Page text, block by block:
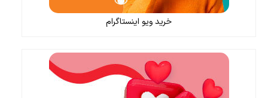
خرید ویو اینستاگرام